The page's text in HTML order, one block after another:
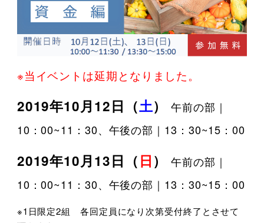
※当イベントは延期となりました。
2019年10月12日（土）
午前の部｜
10：00~11：30、午後の部｜13：30~15：00
2019年10月13日（日）午前の部｜
10：00~11：30、午後の部｜13：30~15：00
※1日限定2組 各回定員になり次第受付終了とさせて